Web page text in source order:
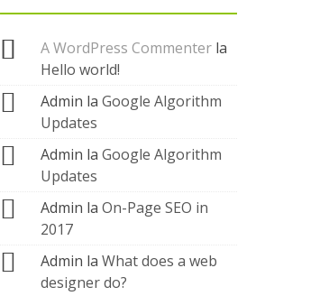
A WordPress Commenter la
Hello world!
Admin laGoogle Algorithm
Updates
Admin laGoogle Algorithm
Updates
Admin laOn-Page SEO in
2017
Admin laWhat does a web
designer do?